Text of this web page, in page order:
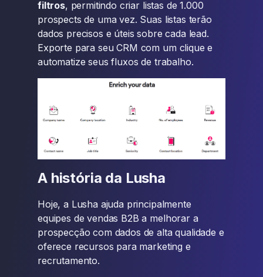
filtros, permitindo criar listas de 1.000
prospects de uma vez. Suas listas terão
dados precisos e úteis sobre cada lead.
Exporte para seu CRM com um clique e
automatize seus fluxos de trabalho.
A história da Lusha
Hoje, a Lusha ajuda principalmente
equipes de vendas B2B a melhorar a
prospecção com dados de alta qualidade e
oferece recursos para marketing e
recrutamento.